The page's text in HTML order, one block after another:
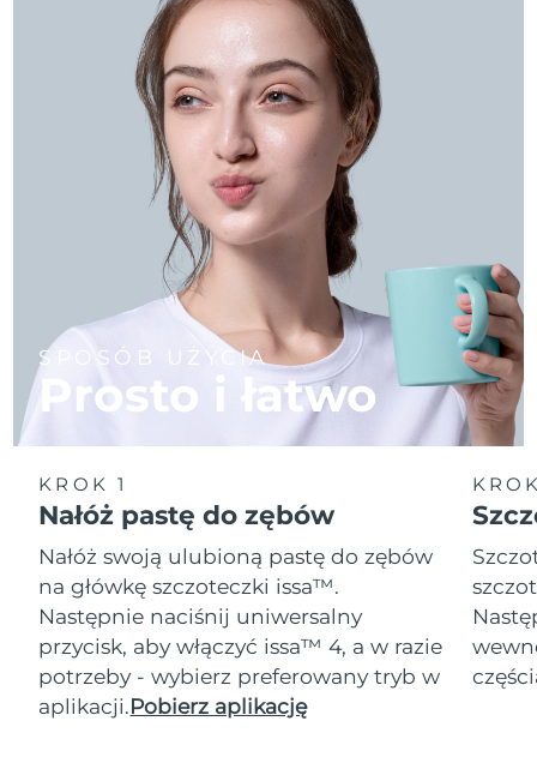
SPOSÓB UŻYCIA
Prosto i łatwo
KROK 1
Nałóż pastę do zębów
Nałóż swoją ulubioną pastę do zębów
na główkę szczoteczki issa™.
Następnie naciśnij uniwersalny
przycisk, aby włączyć issa™ 4, a w razie
potrzeby - wybierz preferowany tryb w
aplikacji.Pobierz aplikację